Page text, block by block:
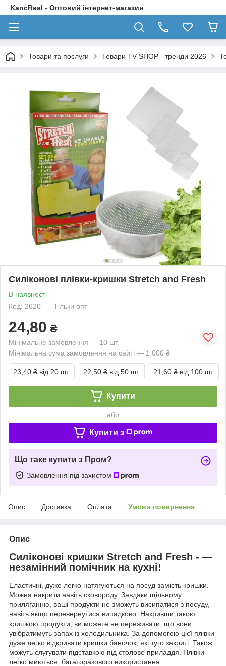
KancReal - Оптовий інтернет-магазин
Товари та послуги Товари TV SHOP - тренди 2026
Силіконові плівки-кришки Stretch and Fresh
В наявності
Код: 2620
Тільки опт
24,80 ₴
Мінімальне замовлення — 10 шт.
Мінімальна сума замовлення на сайті — 1 000 ₴
23,40 ₴ від 20 шт. 22,50 ₴ від 50 шт. 21,60 ₴ від 100 шт.
Купити
або
Купити з
Що таке купити з Пром?
Замовлення під захистом
Опис Доставка Оплата Умови повернення
Опис
Силіконові кришки Stretch and Fresh - —
незамінний помічник на кухні!
Еластичні, дуже легко натягуються на посуд замість кришки.
Можна накрити навіть сковороду. Завдяки щільному
приляганню, ваші продукти не зможуть висипатися з посуду,
навіть якщо перевернутися випадково. Накривши такою
кришкою продукти, ви можете не переживати, що вони
увібратимуть запах із холодильника. За допомогою цієї плівки
дуже легко відкривати кришки баночок, які туго закриті. Також
можуть слугувати підставкою під столове приладдя. Плівки
легко миються, багаторазового використання.